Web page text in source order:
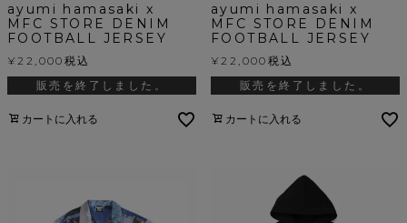
ayumi hamasaki x
MFC STORE DENIM
FOOTBALL JERSEY
¥ 22,000 税込
販売を終了しました。
カートに入れる
ayumi hamasaki x
MFC STORE DENIM
FOOTBALL JERSEY
¥ 22,000 税込
販売を終了しました。
カートに入れる